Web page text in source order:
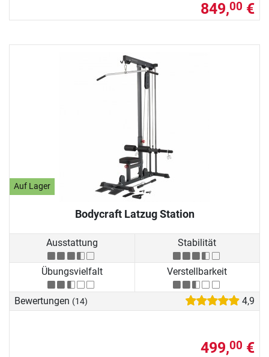
849,00 €
Auf Lager
Bodycraft Latzug Station
Ausstattung Stabilität
Übungsvielfalt Verstellbarkeit
Bewertungen (14) 4,9
499,00 €